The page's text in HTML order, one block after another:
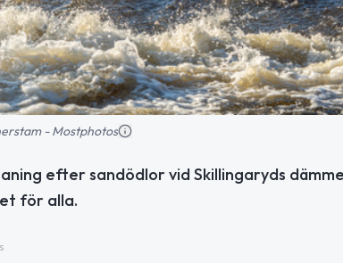
- Mostphotos
efter sandödlor vid Skillingaryds
för alla.